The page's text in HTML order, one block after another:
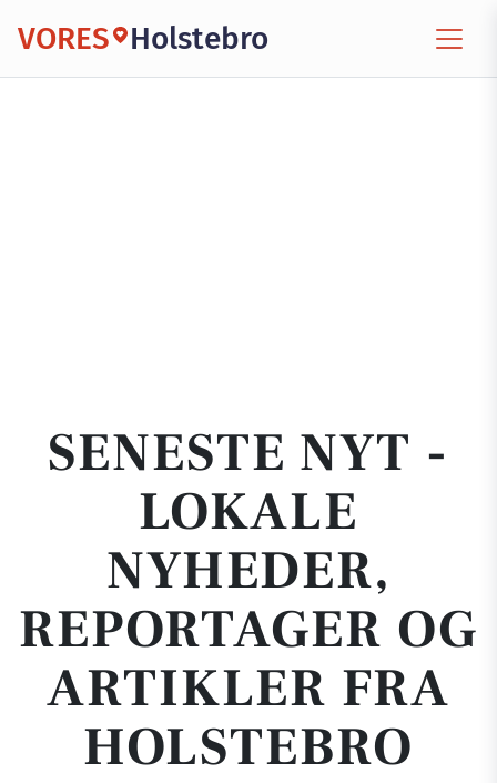
VORES Holstebro
SENESTE NYT -
LOKALE
NYHEDER,
REPORTAGER OG
ARTIKLER FRA
HOLSTEBRO